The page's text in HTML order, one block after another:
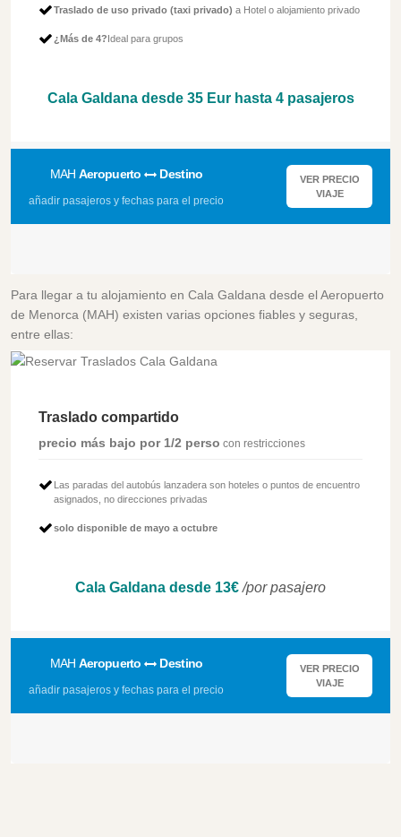
Traslado de uso privado (taxi privado) a Hotel o alojamiento privado
¿Más de 4?Ideal para grupos
Cala Galdana desde 35 Eur hasta 4 pasajeros
MAH Aeropuerto Destino
añadir pasajeros y fechas para el precio
VER PRECIO
VIAJE
Para llegar a tu alojamiento en Cala Galdana desde el Aeropuerto
de Menorca (MAH) existen varias opciones fiables y seguras,
entre ellas:
Traslado compartido
precio más bajo por 1/2 perso con restricciones
Las paradas del autobús lanzadera son hoteles o puntos de encuentro
asignados, no direcciones privadas
solo disponible de mayo a octubre
Cala Galdana desde 13€/por pasajero
MAH Aeropuerto Destino
añadir pasajeros y fechas para el precio
VER PRECIO
VIAJE